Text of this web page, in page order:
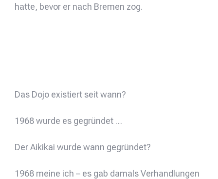
hatte, bevor er nach Bremen zog.
Das Dojo existiert seit wann?
1968 wurde es gegründet …
Der Aikikai wurde wann gegründet?
1968 meine ich – es gab damals Verhandlungen